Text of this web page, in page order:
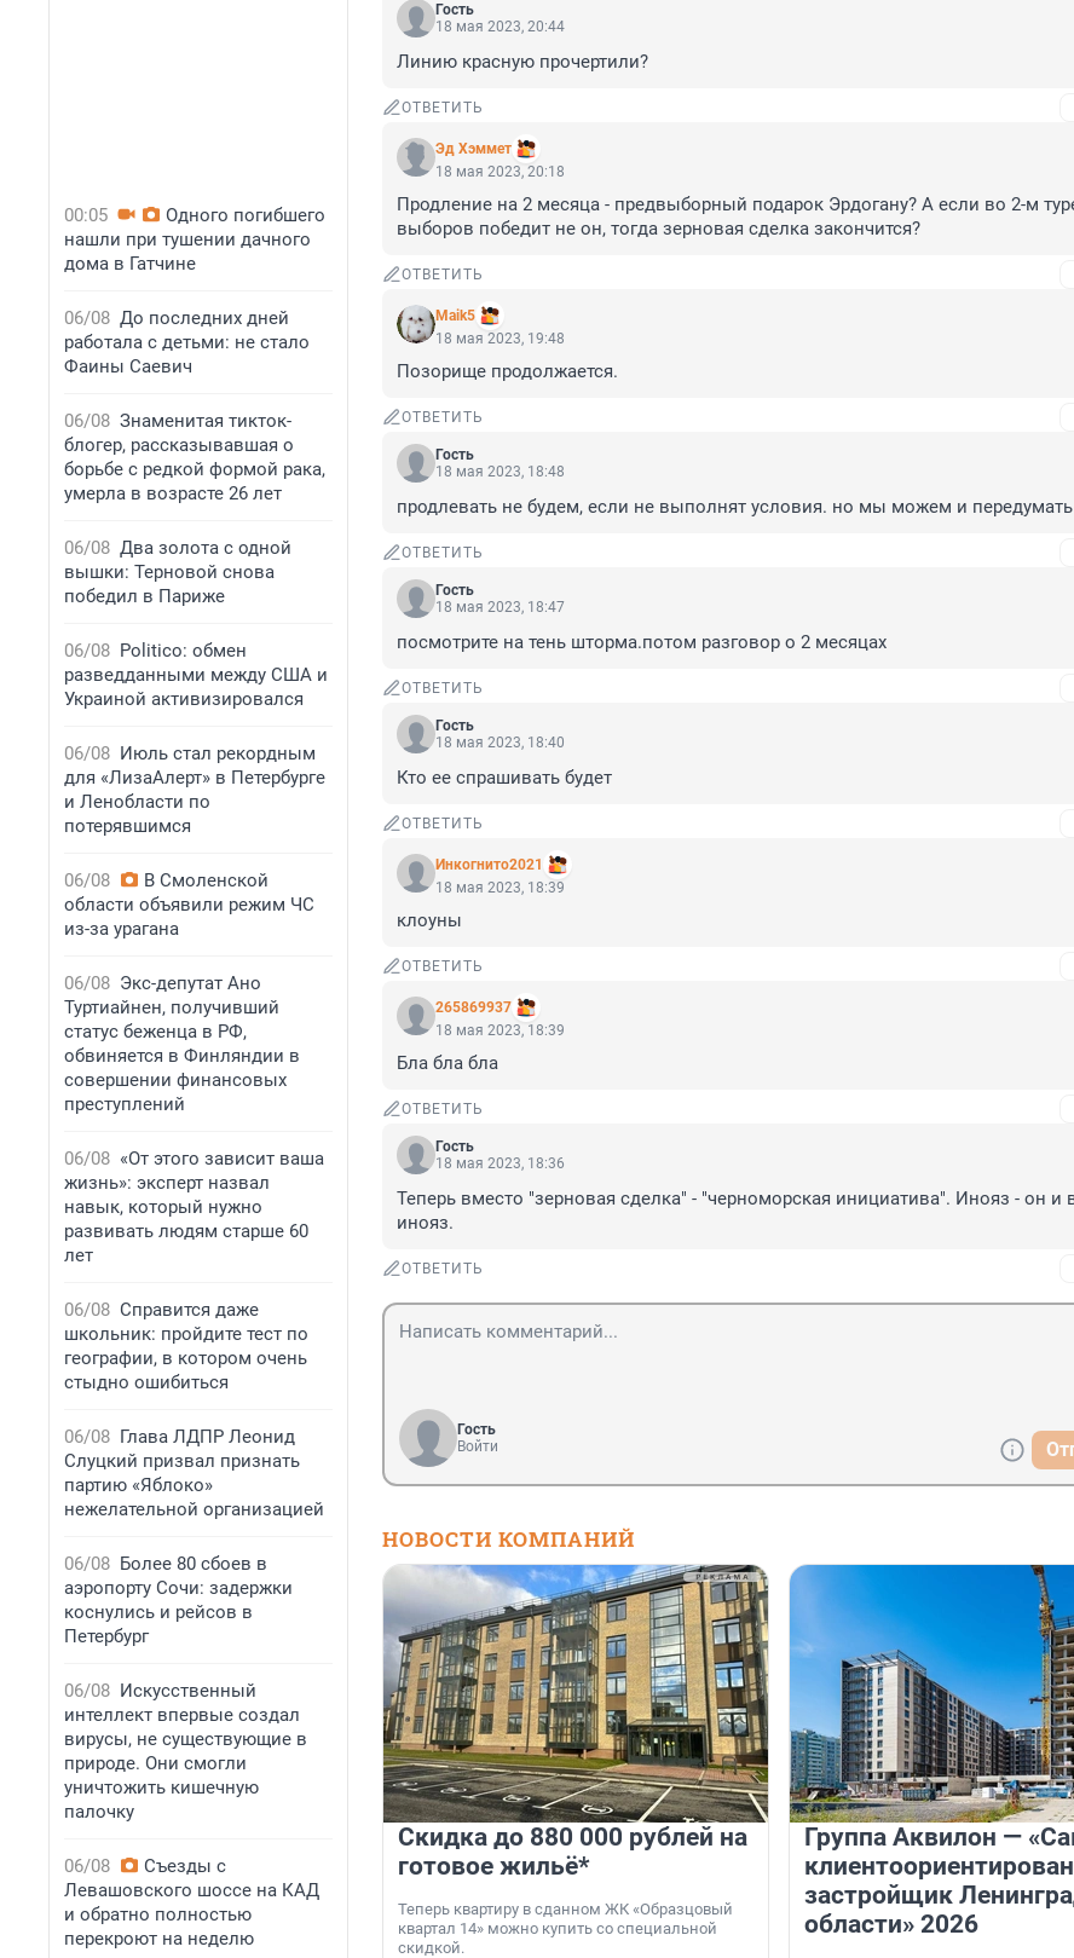
00:05
Одного погибшего
нашли при тушении дачного
дома в Гатчине
06/08 До последних дней
работала с детьми: не стало
Фаины Саевич
06/08 Знаменитая тикток-
блогер, рассказывавшая о
борьбе с редкой формой рака,
умерла в возрасте 26 лет
06/08 Два золота с одной
вышки: Терновой снова
победил в Париже
06/08 Politico: обмен
разведданными между США и
Украиной активизировался
06/08 Июль стал рекордным
для «ЛизаАлерт» в Петербурге
и Ленобласти по
потерявшимся
06/08
В Смоленской
области объявили режим ЧС
из-за урагана
06/08 Экс-депутат Ано
Туртиайнен, получивший
статус беженца в РФ,
обвиняется в Финляндии в
совершении финансовых
преступлений
06/08 «От этого зависит ваша
жизнь»: эксперт назвал
навык, который нужно
развивать людям старше 60
лет
06/08 Справится даже
школьник: пройдите тест по
географии, в котором очень
стыдно ошибиться
06/08 Глава ЛДПР Леонид
Слуцкий призвал признать
партию «Яблоко»
нежелательной организацией
06/08 Более 80 сбоев в
аэропорту Сочи: задержки
коснулись и рейсов в
Петербург
06/08 Искусственный
интеллект впервые создал
вирусы, не существующие в
природе. Они смогли
уничтожить кишечную
палочку
06/08
Съезды с
Левашовского шоссе на КАД
и обратно полностью
перекроют на неделю
Гость
18 мая 2023, 20:44
Линию красную прочертили?
ОТВЕТИТЬ
Эд Хэммет
18 мая 2023, 20:18
Продление на 2 месяца - предвыборный подарок Эрдогану? А если во 2-м
выборов победит не он, тогда зерновая сделка закончится?
ОТВЕТИТЬ
Maik5
18 мая 2023, 19:48
Позорище продолжается.
ОТВЕТИТЬ
Гость
18 мая 2023, 18:48
продлевать не будем, если не выполнят условия. но мы можем и
ОТВЕТИТЬ
Гость
18 мая 2023, 18:47
посмотрите на тень шторма.потом разговор о 2 месяцах
ОТВЕТИТЬ
Гость
18 мая 2023, 18:40
Кто ее спрашивать будет
ОТВЕТИТЬ
Инкогнито2021
18 мая 2023, 18:39
клоуны
ОТВЕТИТЬ
265869937
18 мая 2023, 18:39
Бла бла бла
ОТВЕТИТЬ
Гость
18 мая 2023, 18:36
Теперь вместо "зерновая сделка" - "черноморская инициатива". Инояз - он и
инояз.
ОТВЕТИТЬ
Гость
Войти
НОВОСТИ КОМПАНИЙ
Скидка до 880 000 рублей на
готовое жильё*
Теперь квартиру в сданном ЖК «Образцовый
квартал 14» можно купить со специальной
скидкой.
Группа Аквилон —
застройщик
области» 2026